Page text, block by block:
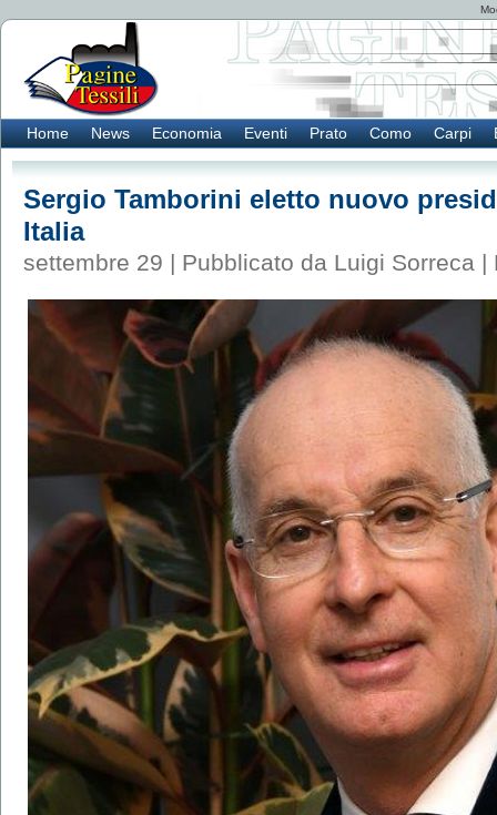
Home News Economia Eventi Prato Como Carpi
Sergio Tamborini eletto nuovo
Italia
settembre 29 | Pubblicato da Luigi Sorreca |